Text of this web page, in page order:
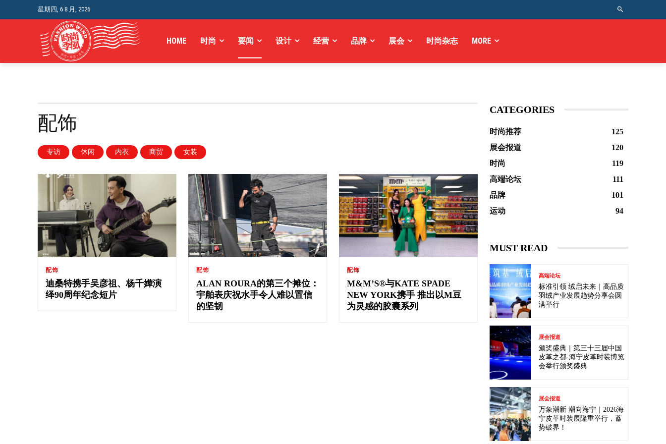
星期四, 6 8 月, 2026
HOME 时尚 要闻 设计 经营 品牌 展会 时尚杂志 MORE
配饰
专访 休闲 内衣 商贸 女装
配饰
迪桑特携手吴彦祖、杨千嬅演
绎90周年纪念短片
配饰
ALAN ROURA的第三个摊位：
宇舶表庆祝水手令人难以置信
的坚韧
配饰
M&M’S®与KATE SPADE
NEW YORK携手 推出以M豆
为灵感的胶囊系列
CATEGORIES
时尚推荐
125
展会报道
120
时尚
119
高端论坛
111
品牌
101
运动
94
MUST READ
高端论坛
标准引领 绒启未来｜高品质
羽绒产业发展趋势分享会圆
满举行
展会报道
颁奖盛典｜第三十三届中国
皮革之都·海宁皮革时装博览
会举行颁奖盛典
展会报道
万象潮新 潮向海宁｜2026海
宁皮革时装展隆重举行，蓄
势破界！